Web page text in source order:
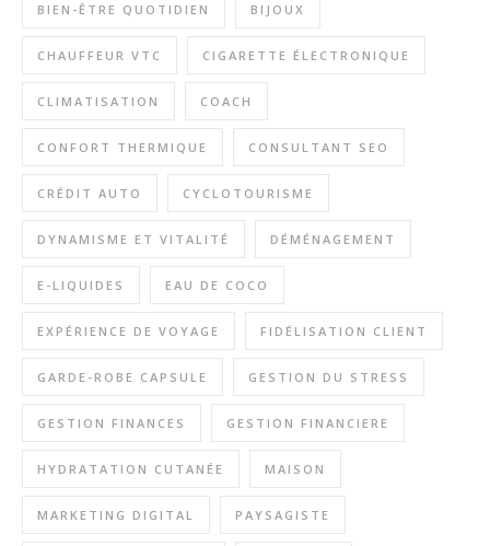
BIEN-ÊTRE QUOTIDIEN BIJOUX
CHAUFFEUR VTC CIGARETTE ÉLECTRONIQUE
CLIMATISATION COACH
CONFORT THERMIQUE CONSULTANT SEO
CRÉDIT AUTO CYCLOTOURISME
DYNAMISME ET VITALITÉ DÉMÉNAGEMENT
E-LIQUIDES EAU DE COCO
EXPÉRIENCE DE VOYAGE FIDÉLISATION CLIENT
GARDE-ROBE CAPSULE GESTION DU STRESS
GESTION FINANCES GESTION FINANCIERE
HYDRATATION CUTANÉE MAISON
MARKETING DIGITAL PAYSAGISTE